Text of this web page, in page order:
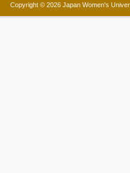
Copyright © 2026 Japan Women's